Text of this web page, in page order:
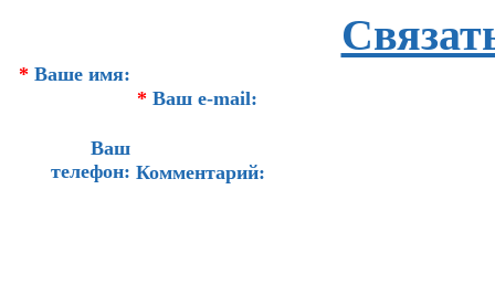
* Ваше имя:
* Ваш e-mail:
Ваш
телефон: Комментарий: